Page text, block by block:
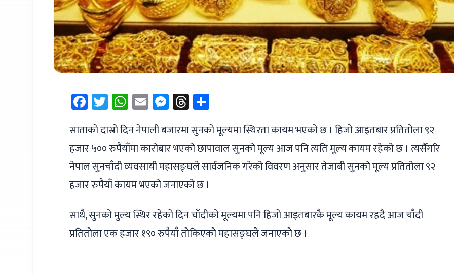
Facebook
Twitter
WhatsApp
EmailMessenger
Threads
साताको दास्रो दिन नेपाली बजारमा सुनको मूल्यमा स्थिरता कायम भएको छ । हिजो आइतबार प्रतितोला ९२
हजार ५०० रुपैयाँमा कारोबार भएको छापावाल सुनको मूल्य आज पनि त्यति मूल्य कायम रहेको छ । त्यसैँगरि
नेपाल सुनचाँदी व्यवसायी महासङ्घले सार्वजनिक गरेको विवरण अनुसार तेजाबी सुनको मूल्य प्रतितोला ९२
हजार रुपैयाँ कायम भएको जनाएको छ ।
साथै, सुनको मुल्य स्थिर रहेको दिन चाँदीको मूल्यमा पनि हिजो आइतबारकै मूल्य कायम रहदै आज चाँदी
प्रतितोला एक हजार १९० रुपैयाँ तोकिएको महासङ्घले जनाएको छ ।